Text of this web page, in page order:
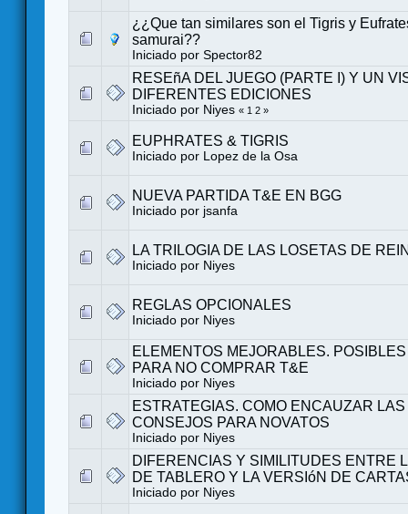
¿¿Que tan similares son el Tigris y
samurai??
Iniciado por Spector82
RESEñA DEL JUEGO (PARTE I) Y UN
DIFERENTES EDICIONES
Iniciado por Niyes « 1 2 »
EUPHRATES & TIGRIS
Iniciado por Lopez de la Osa
NUEVA PARTIDA T&E EN BGG
Iniciado por jsanfa
LA TRILOGIA DE LAS LOSETAS DE
Iniciado por Niyes
REGLAS OPCIONALES
Iniciado por Niyes
ELEMENTOS MEJORABLES.
PARA NO COMPRAR T&E
Iniciado por Niyes
ESTRATEGIAS. COMO ENCAUZAR
CONSEJOS PARA NOVATOS
Iniciado por Niyes
DIFERENCIAS Y SIMILITUDES ENTRE
DE TABLERO Y LA VERSIóN DE
Iniciado por Niyes